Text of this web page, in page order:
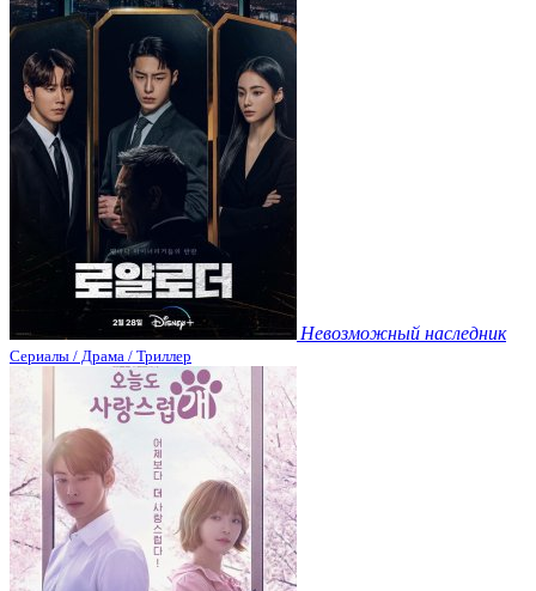
Невозможный наследник
Сериалы / Драма / Триллер